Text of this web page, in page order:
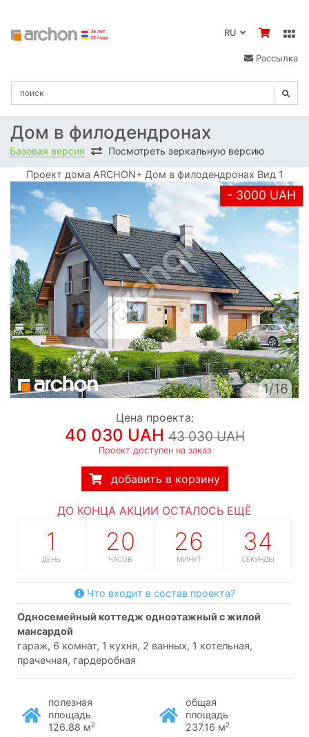
Рассылка
Дом в филодендронах
Базовая версия Посмотреть зеркальную версию
Проект дома ARCHON+ Дом в филодендронах Вид 1
- 3000 UAH
1/16
Цена проекта:
40 030 UAH43 030 UAH
Проект доступен на заказ
добавить в корзину
ДО КОНЦА АКЦИИ ОСТАЛОСЬ ЕЩЁ
1
ДЕНЬ
20
ЧАСОВ
26
МИНУТ
33
СЕКУНДЫ
Что входит в состав проекта?
односемейный коттедж одноэтажный с жилой
мансардой
гараж, 6 комнат, 1 кухня, 2 ванных, 1 котельная,
прачечная, гардеробная
полезная
площадь
126.88 м2
общая
площадь
237.16 м2